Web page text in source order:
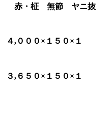
柾 無節 ヤニ抜
,０００ × １５０ × １
, ６５０ × １５０ × １